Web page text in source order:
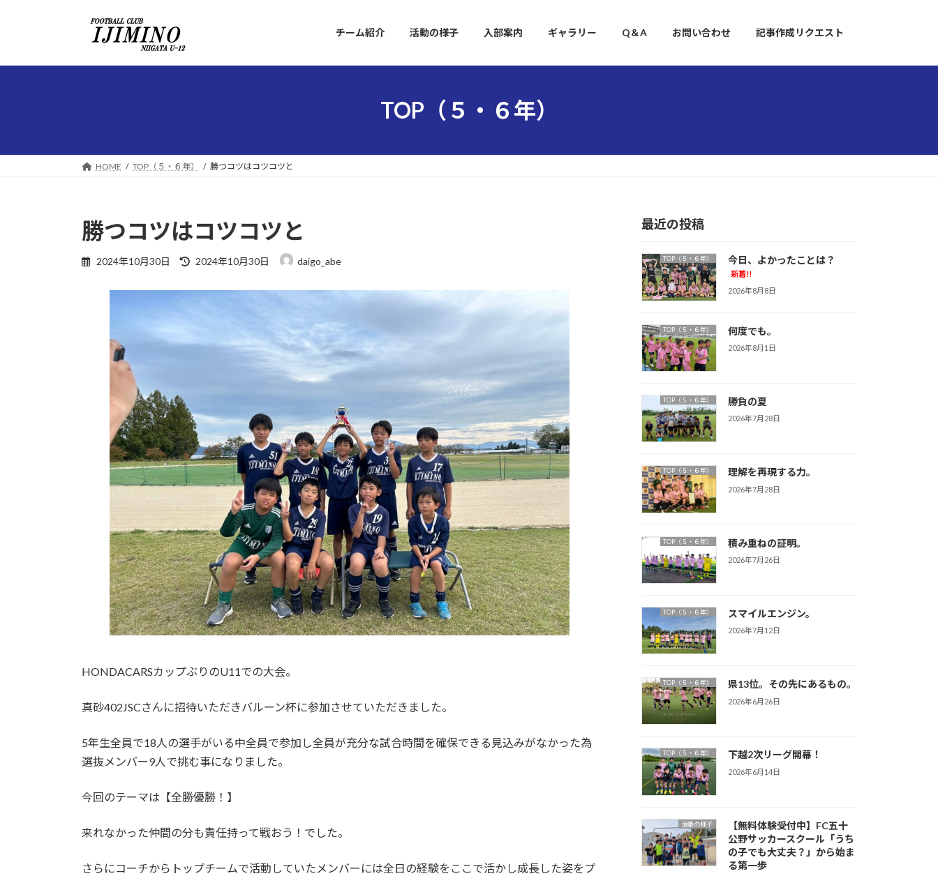
プ
動
チーム紹介 活動の様子 入部案内 ギャラリー Q＆A お問い合わせ 記事作成リクエスト
TOP（５・６年）
HOME TOP（５・６年） 勝つコツはコツコツと
勝つコツはコツコツと
2024年10月30日
最
2024年10月30日 daigo_abe
HONDACARSカップぶりのU11での大会。
真砂402JSCさんに招待いただきバルーン杯に参加させていただきました。
5年生全員で18人の選手がいる中全員で参加し全員が充分な試合時間を確保できる見込みがなかった為
選抜メンバー9人で挑む事になりました。
今回のテーマは【全勝優勝！】
来れなかった仲間の分も責任持って戦おう！でした。
さらにコーチからトップチームで活動していたメンバーには全日の経験をここで活かし成長した姿をプ
最近の投稿
TOP（５・６年） 今日、よかったことは？
新着!!
2026年8月8日
TOP（５・６年） 何度でも。
2026年8月1日
TOP（５・６年） 勝負の夏
2026年7月28日
TOP（５・６年） 理解を再現する力。
2026年7月28日
TOP（５・６年） 積み重ねの証明。
2026年7月26日
TOP（５・６年） スマイルエンジン。
2026年7月12日
TOP（５・６年） 県13位。その先にあるもの。
2026年6月26日
TOP（５・６年） 下越2次リーグ開幕！
2026年6月14日
活動の様子
【無料体験受付中】FC五十
公野サッカースクール「うち
の子でも大丈夫？」から始ま
る第一歩